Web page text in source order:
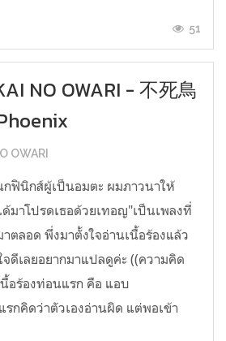
51
NO OWARI - 不死鳥
OWARI
กฟินิกส์ผู้เป็นอมตะ ผมภาวนาให้
มาโปรดเธอด้วยเทอญ"เป็นเพลงที่
ตลอด พึ่งมาตั้งใจอ่านเนื้อร้องแล้ว
ดีเลยอยากมาแปลดูค่ะ ((ความคิด
อร้องท่อนแรก คือ แอบ
กคิดว่าตัวเองอ่านผิด แต่พอเข้า